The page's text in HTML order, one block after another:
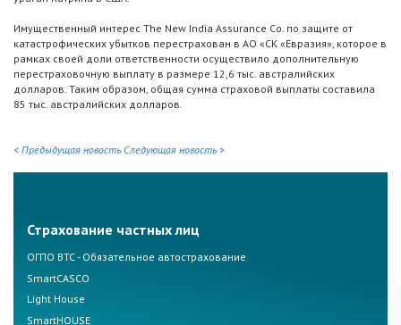
Имущественный интерес The New India Assurance Co. по защите от
катастрофических убытков перестрахован в АО «СК «Евразия», которое в
рамках своей доли ответственности осуществило дополнительную
перестраховочную выплату в размере 12,6 тыс. австралийских
долларов. Таким образом, общая сумма страховой выплаты составила
85 тыс. австралийских долларов.
< Предыдущая новость Следующая новость >
Страхование частных лиц
ОГПО ВТС - Обязательное автострахование
SmartCASCO
Light House
SmartHOUSE